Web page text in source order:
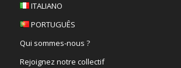
ITALIANO
PORTUGUÊS
Qui sommes-nous ?
Rejoignez notre collectif